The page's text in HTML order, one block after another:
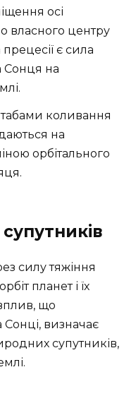
осі
власного центру
є сила
Сонця на
коливання
на
орбітального
супутників
силу тяжіння
планет і їх
що
Сонці, визначає
супутників,